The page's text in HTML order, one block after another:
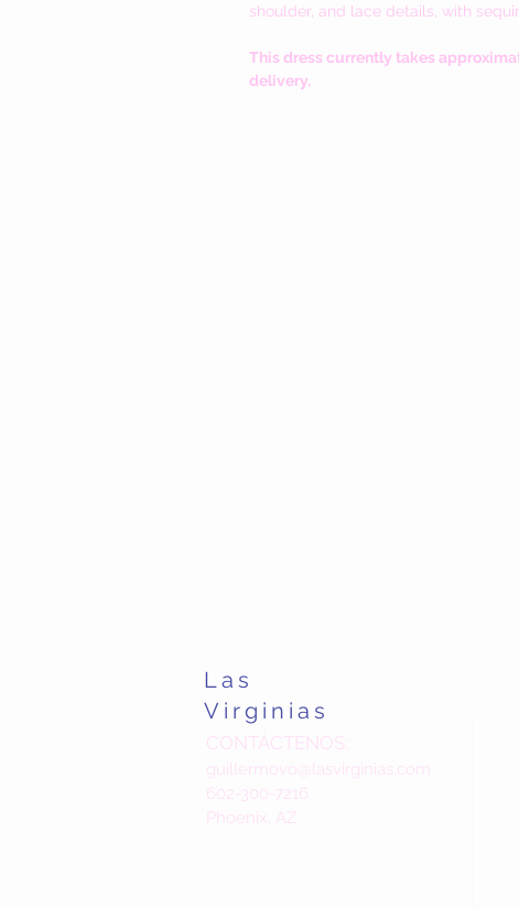
shoulder, and lace details, with
This dress currently takes
delivery.
Las
Virginias
CONTÁCTENOS:
guillermovo@lasvirginias.com
602-300-7216
Phoenix, AZ